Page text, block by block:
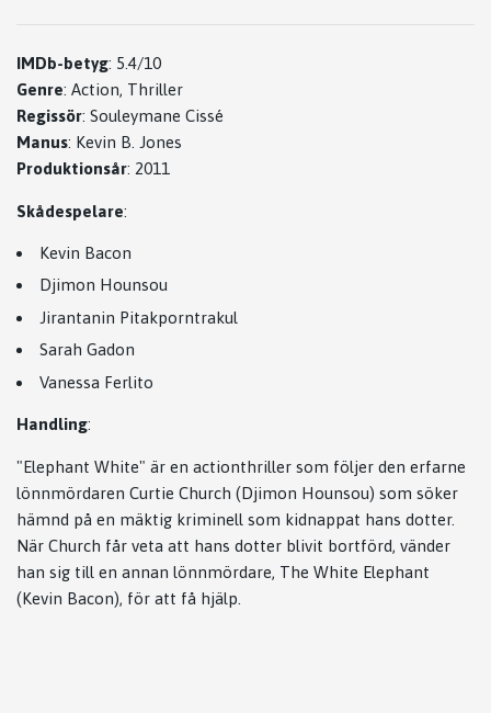
IMDb-betyg: 5.4/10
Genre: Action, Thriller
Regissör: Souleymane Cissé
Manus: Kevin B. Jones
Produktionsår: 2011
Skådespelare:
Kevin Bacon
Djimon Hounsou
Jirantanin Pitakporntrakul
Sarah Gadon
Vanessa Ferlito
Handling:
"Elephant White" är en actionthriller som följer den erfarne
lönnmördaren Curtie Church (Djimon Hounsou) som söker
hämnd på en mäktig kriminell som kidnappat hans dotter.
När Church får veta att hans dotter blivit bortförd, vänder
han sig till en annan lönnmördare, The White Elephant
(Kevin Bacon), för att få hjälp.